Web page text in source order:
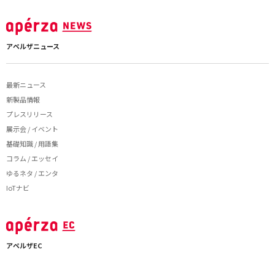
アペルザニュース
最新ニュース
新製品情報
プレスリリース
展示会 / イベント
基礎知識 / 用語集
コラム / エッセイ
ゆるネタ / エンタ
IoTナビ
アペルザEC